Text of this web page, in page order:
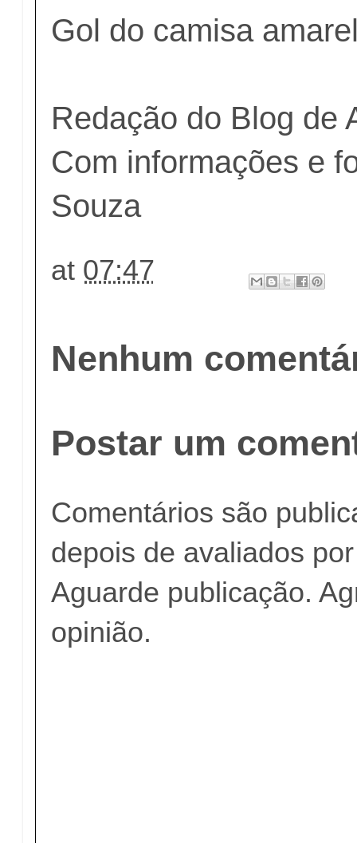
Gol do camisa
Redação do Blog de
Com informações e
Souza
at 07:47
Nenhum
Postar um
Comentários são
depois de avaliados
Aguarde publicação.
opinião.